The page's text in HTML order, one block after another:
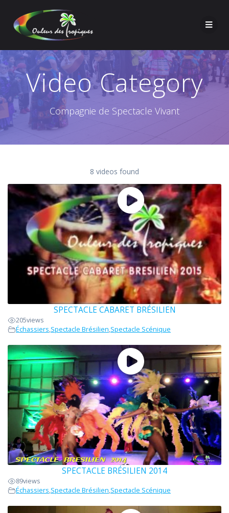
Video Category
Compagnie de Spectacle Vivant
8 videos found
SPECTACLE CABARET BRÉSILIEN
205views
Échassiers,Spectacle Brésilien,Spectacle Scénique
SPECTACLE BRÉSILIEN 2014
89views
Échassiers,Spectacle Brésilien,Spectacle Scénique